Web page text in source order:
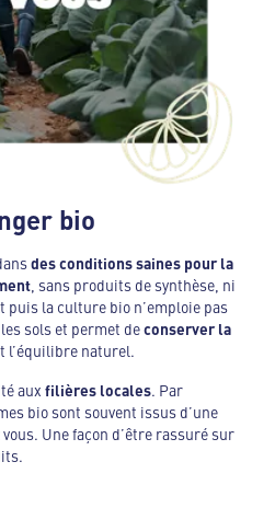
bio
des conditions saines pour la
, sans produits de synthèse, ni
puis la culture bio n’emploie pas
sols et permet deconserver la
l’équilibre naturel.
aux filières locales. Par
bio sont souvent issus d’une
Une façon d’être rassuré sur